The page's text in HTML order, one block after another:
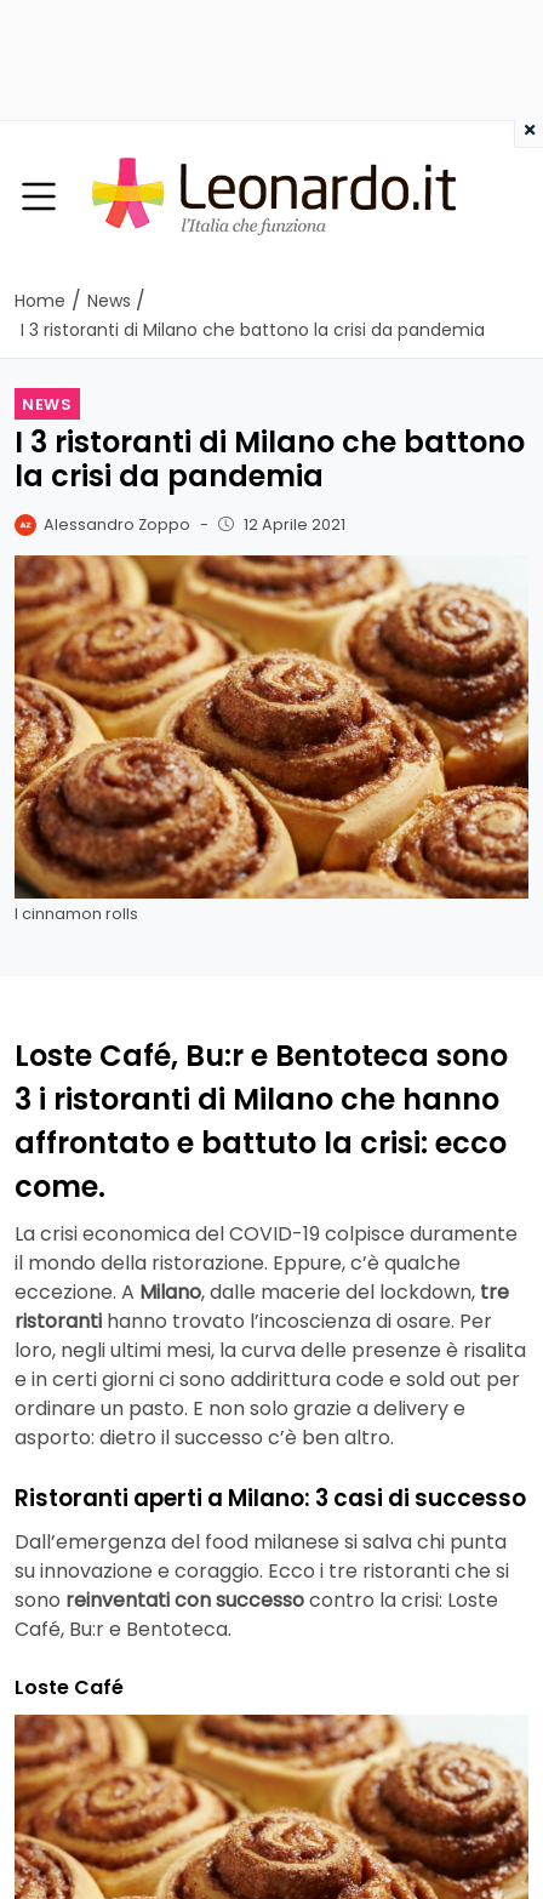
Home / News /
I 3 ristoranti di Milano che battono la crisi da pandemia
NEWS
I 3 ristoranti di Milano che battono
la crisi da pandemia
Alessandro Zoppo - 12 Aprile 2021
I cinnamon rolls
Loste Café, Bu:r e Bentoteca sono
3 i ristoranti di Milano che hanno
affrontato e battuto la crisi: ecco
come.
La crisi economica del COVID-19 colpisce duramente
il mondo della ristorazione. Eppure, c’è qualche
eccezione. A Milano, dalle macerie del lockdown, tre
ristoranti hanno trovato l’incoscienza di osare. Per
loro, negli ultimi mesi, la curva delle presenze è risalita
e in certi giorni ci sono addirittura code e sold out per
ordinare un pasto. E non solo grazie a delivery e
asporto: dietro il successo c’è ben altro.
Ristoranti aperti a Milano: 3 casi di successo
Dall’emergenza del food milanese si salva chi punta
su innovazione e coraggio. Ecco i tre ristoranti che si
sono reinventati con successocontro la crisi: Loste
Café, Bu:r e Bentoteca.
Loste Café
×